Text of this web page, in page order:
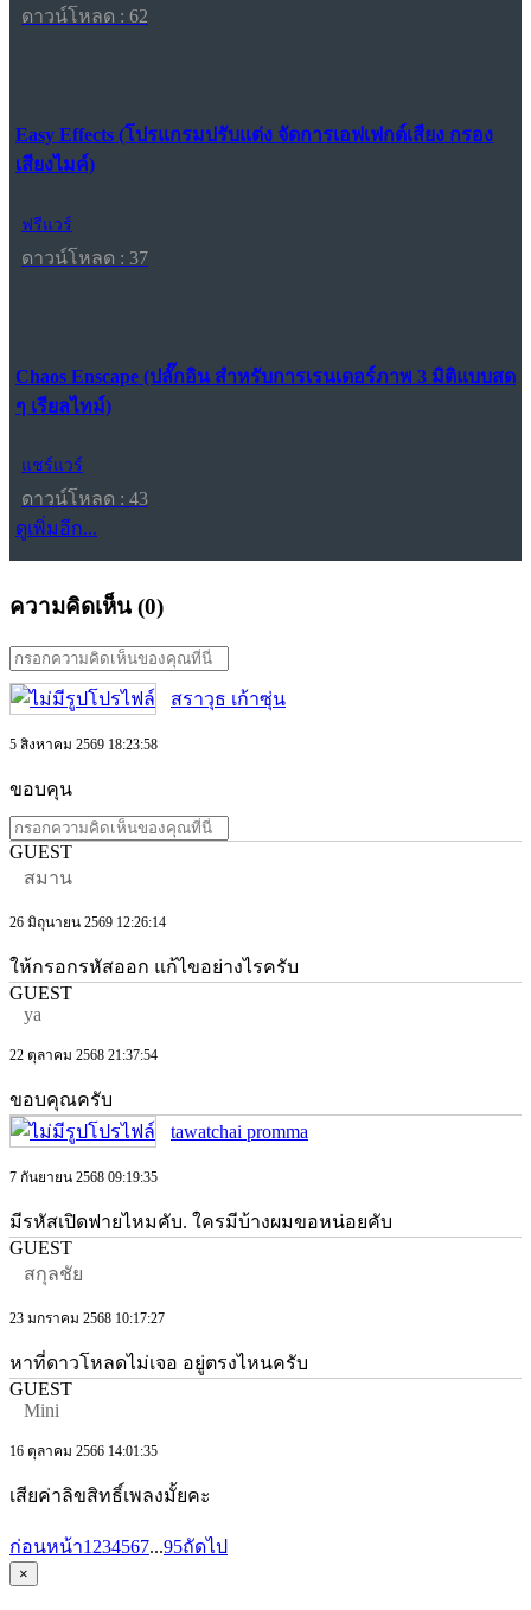
ดาวน์โหลด : 62
Easy Effects (โปรแกรมปรับแต่ง จัดการเอฟเฟกต์เสียง กรอง
เสียงไมค์)
ฟรีแวร์
ดาวน์โหลด : 37
Chaos Enscape (ปลั๊กอิน สำหรับการเรนเดอร์ภาพ 3 มิติแบบสด
ๆ เรียลไทม์)
แชร์แวร์
ดาวน์โหลด : 43
ดูเพิ่มอีก...
ความคิดเห็น (0)
สราวุธ เก้าซุ่น
5 สิงหาคม 2569 18:23:58
ขอบคุน
GUEST
สมาน
26 มิถุนายน 2569 12:26:14
ให้กรอกรหัสออก แก้ไขอย่างไรครับ
GUEST
ya
22 ตุลาคม 2568 21:37:54
ขอบคุณครับ
tawatchai promma
7 กันยายน 2568 09:19:35
มีรหัสเปิดฟายไหมคับ. ใครมีบ้างผมขอหน่อยคับ
GUEST
สกุลชัย
23 มกราคม 2568 10:17:27
หาที่ดาวโหลดไม่เจอ อยู่ตรงไหนครับ
GUEST
Mini
16 ตุลาคม 2566 14:01:35
เสียค่าลิขสิทธิ์เพลงมั้ยคะ
ก่อนหน้า1 234567...95ถัดไป
×